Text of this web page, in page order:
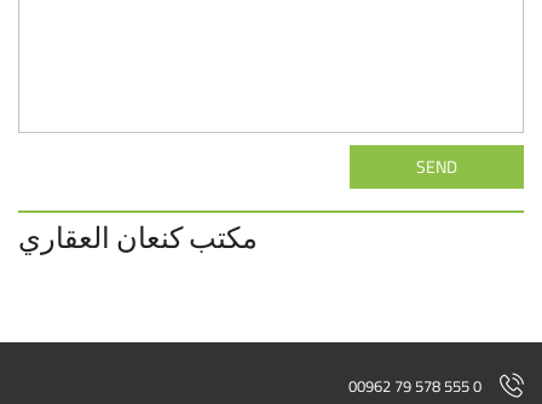
SEND
مكتب كنعان العقاري
00962 79 578 555 0